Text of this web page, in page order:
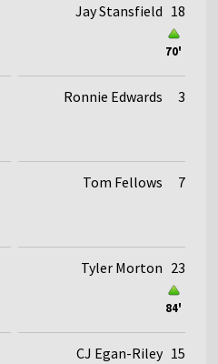
70'
Jay Stansfield 18
Ronnie Edwards 3
Tom Fellows 7
84'
Tyler Morton 23
CJ Egan-Riley 15